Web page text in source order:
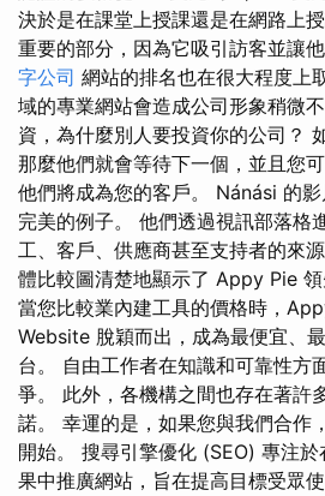
決於是在課堂上授課還是在網路上
重要的部分，因為它吸引訪客並讓
字公司 網站的排名也在很大程度上
域的專業網站會造成公司形象稍微
資，為什麼別人要投資你的公司？
那麼他們就會等待下一個，並且您
他們將成為您的客戶。 Nánási 的
完美的例子。 他們透過視訊部落格
工、客戶、供應商甚至支持者的來
體比較圖清楚地顯示了 Appy Pie 領
當您比較業內建工具的價格時，
Website 脫穎而出，成為最便宜、
台。 自由工作者在知識和可靠性方
爭。 此外，各機構之間也存在著許
諾。 幸運的是，如果您與我們合作
開始。 搜尋引擎優化 (SEO) 專注
果中推廣網站，旨在提高目標受眾